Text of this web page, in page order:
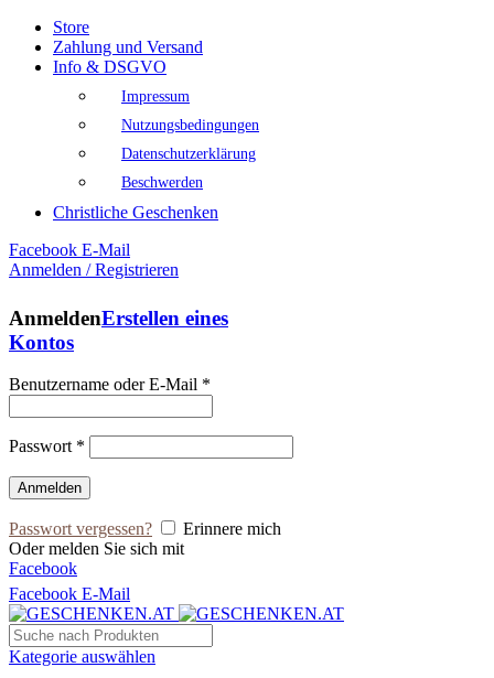
Store
Zahlung und Versand
Info & DSGVO
Impressum
Nutzungsbedingungen
Datenschutzerklärung
Beschwerden
Christliche Geschenken
Facebook E-Mail
Anmelden / Registrieren
AnmeldenErstellen eines
Kontos
Benutzername oder E-Mail *
Passwort *
Anmelden
Passwort vergessen?
Erinnere mich
Oder melden Sie sich mit
Facebook
Facebook E-Mail
Kategorie auswählen